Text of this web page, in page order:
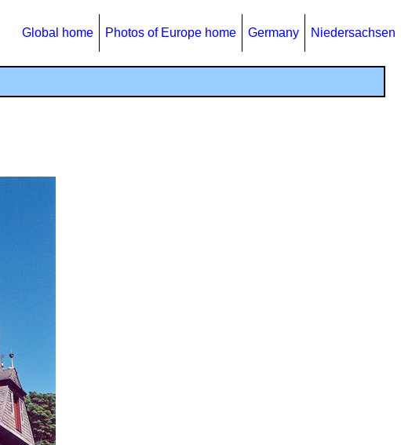
Global home Photos of Europe home Germany Niedersachsen